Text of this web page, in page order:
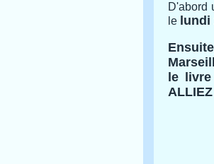
D'abord
le
le